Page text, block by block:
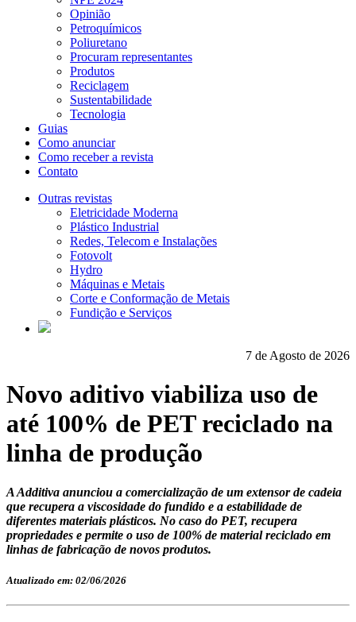
Opinião
Petroquímicos
Poliuretano
Procuram representantes
Produtos
Reciclagem
Sustentabilidade
Tecnologia
Guias
Como anunciar
Como receber a revista
Contato
Outras revistas
Eletricidade Moderna
Plástico Industrial
Redes, Telecom e Instalações
Fotovolt
Hydro
Máquinas e Metais
Corte e Conformação de Metais
Fundição e Serviços
7 de Agosto de 2026
Novo aditivo viabiliza uso de
até 100% de PET reciclado na
linha de produção
A Additiva anunciou a comercialização de um extensor de cadeia
que recupera a viscosidade do fundido e a estabilidade de
diferentes materiais plásticos. No caso do PET, recupera
propriedades e permite o uso de 100% de material reciclado em
linhas de fabricação de novos produtos.
Atualizado em: 02/06/2026